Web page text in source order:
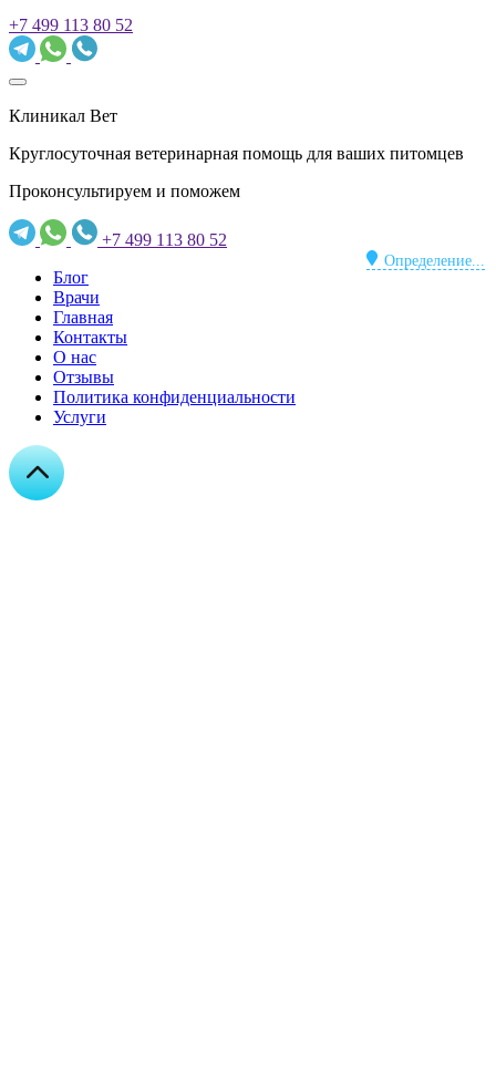
+7 499 113 80 52
Клиникал Вет
Круглосуточная ветеринарная помощь для ваших питомцев
Проконсультируем и поможем
+7 499 113 80 52
Определение...
Блог
Врачи
Главная
Контакты
О нас
Отзывы
Политика конфиденциальности
Услуги